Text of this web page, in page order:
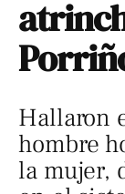
Hallaron
hombre
la mujer,